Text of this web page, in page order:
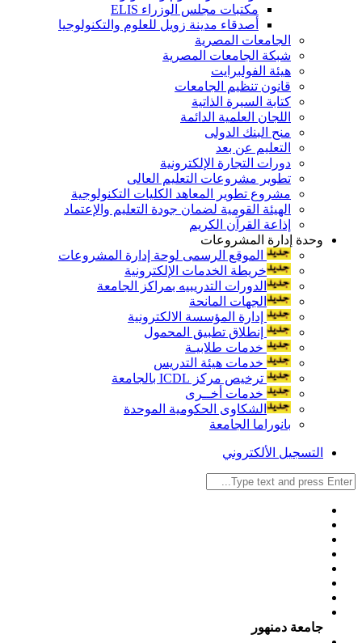
مكتبات مجلس الوزراء ELIS
أصدقاء مدينة زويل للعلوم والتكنولوجيا
الجامعات المصرية
شبكة الجامعات المصرية
هيئة الفولبرايت
قانون تنظيم الجامعات
كتابة السيرة الذاتية
اللجان العلمية الدائمة
منح البنك الدولى
التعليم عن بعد
دورات التجارة الإلكترونية
تطوير مشروعات التعليم العالى
مشروع تطوير المعاهد الكليات التكنولوجية
الهيئة القومية لضمان جودة التعليم والإعتماد
إذاعة القرآن الكريم
وحدة إدارة المشروعات
الموقع الرسمى لوحة إدارة المشروعات
خريطة الخدمات الإلكترونية
الدورات التدريبيه بمراكز الجامعة
الجهات المانحة
إدارة المؤسسة الالكترونية
إنطلاق تطبيق المحمول
خدمات طلابيـة
خدمات هيئة التدريس
ترخيص مركز ICDL بالجامعة
خدمات أخــرى
الشكاوى الحكومية الموحدة
بانوراما الجامعة
التسجيل الألكتروني
جامعة دمنهور